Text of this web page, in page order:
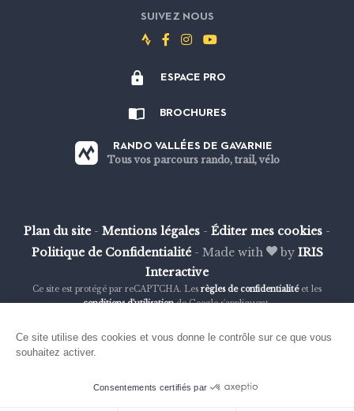
SUIVEZ NOUS
Suivez-
Strava
Suivez-
Facebook
Suivez-
Instagram
Suivez-
Youtube
ESPACE PRO
BROCHURES
RANDO VALLÉES DE GAVARNIE
Tous vos parcours rando, trail, vélo
Plan du site - Mentions légales - Éditer mes cookies -
Politique de Confidentialité - Made with by IRIS
Interactive
Ce site est protégé par reCAPTCHA. Les règles de confidentialitéet les
conditions d'utilisationde Google s'appliquent.
Ce site utilise des cookies et vous donne le contrôle sur ce que vous
souhaitez activer.
Consentements certifiés par